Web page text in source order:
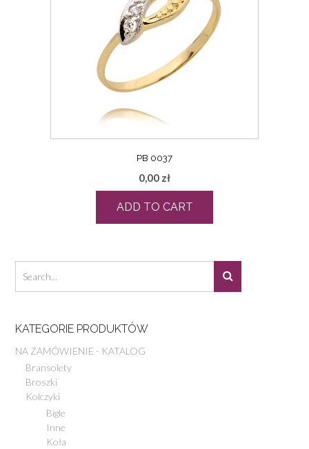
PB 0037
0,00 zł
ADD TO CART
KATEGORIE PRODUKTÓW
NA ZAMÓWIENIE - KATALOG
Bransolety
Broszki
Kolczyki
Bigle
Inne
Koła